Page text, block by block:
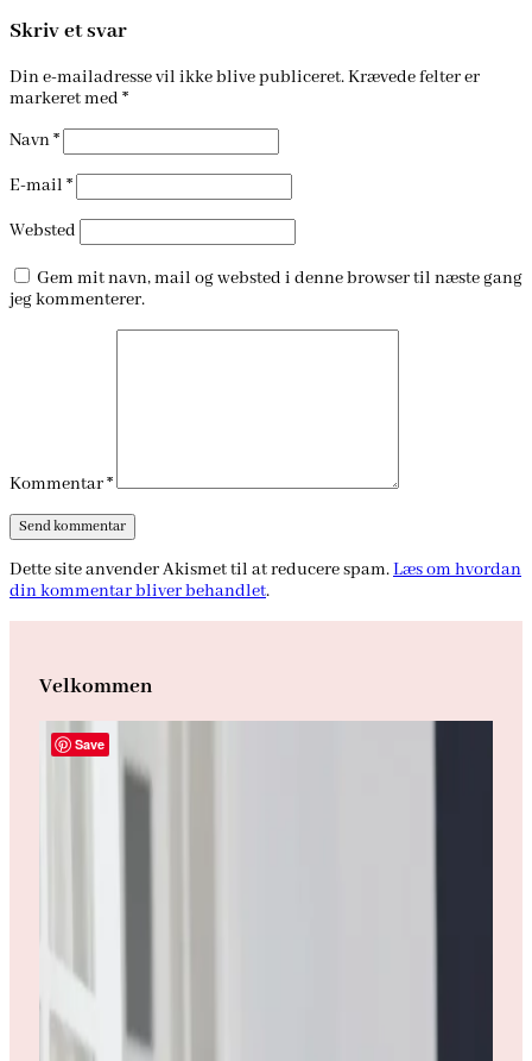
Skriv et svar
Din e-mailadresse vil ikke blive publiceret.Krævede felter er
markeret med *
Navn*
E-mail *
Websted
Gem mit navn, mail og websted i denne browser til næste gang
jeg kommenterer.
Kommentar*
Dette site anvender Akismet til at reducere spam.Læs om hvordan
din kommentar bliver behandlet.
Velkommen
Save